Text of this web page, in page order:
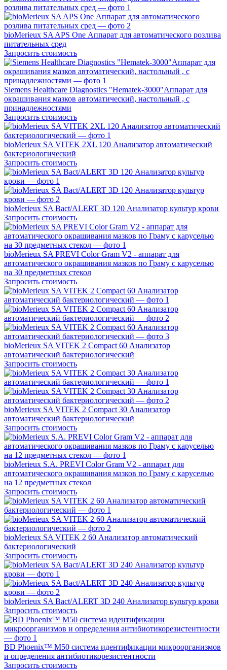
bioMerieux SA APS One Аппарат для автоматического розлива
питательных сред
Запросить стоимость
Siemens Healthcare Diagnostics "Hematek-3000"Аппарат для
окрашивания мазков автоматический, настольный , c
принадлежностями
Запросить стоимость
bioMerieux SA VITEK 2XL 120 Анализатор автоматический
бактериологический
Запросить стоимость
bioMerieux SA Bact/ALERT 3D 120 Анализатор культур крови
Запросить стоимость
bioMerieux SA PREVI Color Gram V2 - аппарат для
автоматического окрашивания мазков по Граму c каруселью
на 30 предметных стекол
Запросить стоимость
bioMerieux SA VITEK 2 Compact 60 Анализатор
автоматический бактериологический
Запросить стоимость
bioMerieux SA VITEK 2 Compact 30 Анализатор
автоматический бактериологический
Запросить стоимость
bioMerieux S.A. PREVI Color Gram V2 - аппарат для
автоматического окрашивания мазков по Граму c каруселью
на 12 предметных стекол
Запросить стоимость
bioMerieux SA VITEK 2 60 Анализатор автоматический
бактериологический
Запросить стоимость
bioMerieux SA Bact/ALERT 3D 240 Анализатор культур крови
Запросить стоимость
BD Phoenix™ M50 система идентификации микроорганизмов
и определения антибиотикорезистентности
Запросить стоимость